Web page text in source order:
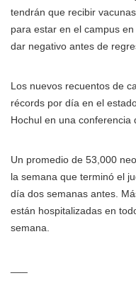
tendrán que recibir
para estar en el campus
dar negativo antes de
Los nuevos recuentos de
récords por día en el
Hochul en una conferencia
Un promedio de 53,000
la semana que terminó el
día dos semanas antes.
están hospitalizadas en
semana.